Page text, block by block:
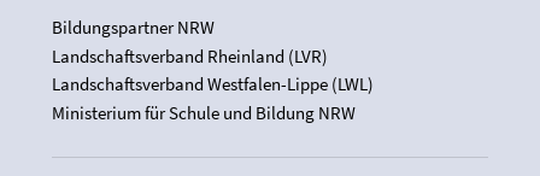
Bildungspartner NRW
Landschaftsverband Rheinland (LVR)
Landschaftsverband Westfalen-Lippe (LWL)
Ministerium für Schule und Bildung NRW